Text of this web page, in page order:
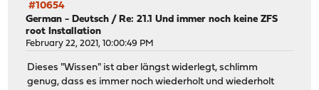
#10654
German - Deutsch /Re: 21.1 Und immer noch keine ZFS
root Installation
February 22, 2021, 10:00:49 PM
Dieses "Wissen" ist aber längst widerlegt, schlimm
genug, dass es immer noch wiederholt und wiederholt